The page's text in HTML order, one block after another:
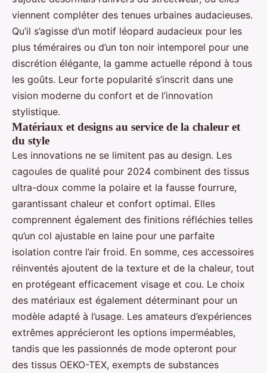
viennent compléter des tenues urbaines audacieuses.
Qu’il s’agisse d’un motif léopard audacieux pour les
plus téméraires ou d’un ton noir intemporel pour une
discrétion élégante, la gamme actuelle répond à tous
les goûts. Leur forte popularité s’inscrit dans une
vision moderne du confort et de l’innovation
stylistique.
Matériaux et designs au service de la chaleur et
du style
Les innovations ne se limitent pas au design. Les
cagoules de qualité pour 2024 combinent des tissus
ultra-doux comme la polaire et la fausse fourrure,
garantissant chaleur et confort optimal. Elles
comprennent également des finitions réfléchies telles
qu’un col ajustable en laine pour une parfaite
isolation contre l’air froid. En somme, ces accessoires
réinventés ajoutent de la texture et de la chaleur, tout
en protégeant efficacement visage et cou. Le choix
des matériaux est également déterminant pour un
modèle adapté à l’usage. Les amateurs d’expériences
extrêmes apprécieront les options imperméables,
tandis que les passionnés de mode opteront pour
des tissus OEKO-TEX, exempts de substances